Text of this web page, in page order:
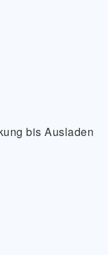
bis Ausladen